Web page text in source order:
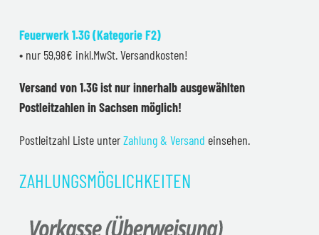
Feuerwerk 1.3G (Kategorie F2)
• nur 59,98€ inkl.MwSt. Versandkosten!
Versand von 1.3G ist nur innerhalb ausgewählten
Postleitzahlen in Sachsen möglich!
Postleitzahl Liste unterZahlung & Versand einsehen.
ZAHLUNGSMÖGLICHKEITEN